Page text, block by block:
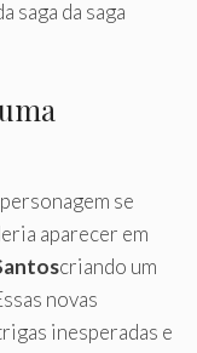
saga da saga
se
aparecer em
criando um
novas
inesperadas e